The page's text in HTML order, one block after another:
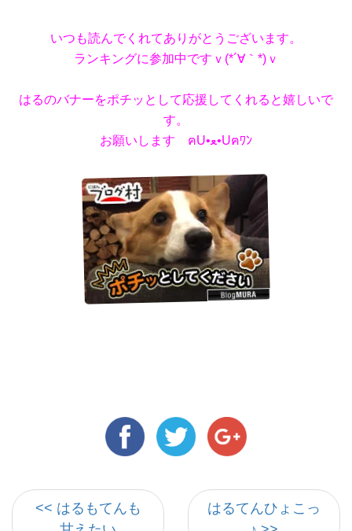
いつも読んでくれてありがとうございます。
ランキングに参加中ですｖ(*´∀｀*)ｖ
はるのバナーをポチッとして応援してくれると嬉しいで
す。
お願いします ฅU•ﻌ•Uฅﾜﾝ
<< はるもてんも
はるてんひょこっ